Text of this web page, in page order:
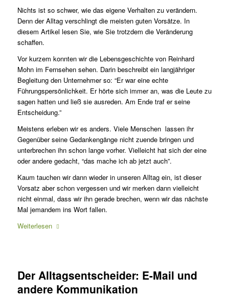
Nichts ist so schwer, wie das eigene Verhalten zu verändern.
Denn der Alltag verschlingt die meisten guten Vorsätze. In
diesem Artikel lesen Sie, wie Sie trotzdem die Veränderung
schaffen.
Vor kurzem konnten wir die Lebensgeschichte von Reinhard
Mohn im Fernsehen sehen. Darin beschreibt ein langjähriger
Begleitung den Unternehmer so: “Er war eine echte
Führungspersönlichkeit. Er hörte sich immer an, was die Leute zu
sagen hatten und ließ sie ausreden. Am Ende traf er seine
Entscheidung.”
Meistens erleben wir es anders. Viele Menschen lassen ihr
Gegenüber seine Gedankengänge nicht zuende bringen und
unterbrechen ihn schon lange vorher. Vielleicht hat sich der eine
oder andere gedacht, “das mache ich ab jetzt auch”.
Kaum tauchen wir dann wieder in unseren Alltag ein, ist dieser
Vorsatz aber schon vergessen und wir merken dann vielleicht
nicht einmal, dass wir ihn gerade brechen, wenn wir das nächste
Mal jemandem ins Wort fallen.
Weiterlesen
Der Alltagsentscheider: E-Mail und
andere Kommunikation